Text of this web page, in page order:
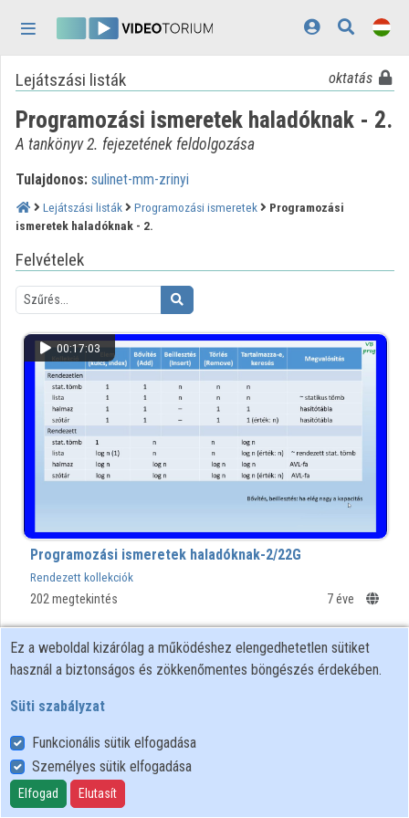
Kezdőlap
Bejelentkezés
Felfedezés
Lejátszási listák
Intézmények
Közreműködők
Megjelenés:világos
Lejátszási listák oktatás
Programozási ismeretek haladóknak - 2.
A tankönyv 2. fejezetének feldolgozása
Tulajdonos: sulinet-mm-zrinyi
Lejátszási listák Programozási ismeretek
Programozási
ismeretek haladóknak - 2.
Felvételek
00:17:03
Programozási ismeretek haladóknak-2/22G
Rendezett kollekciók
202 megtekintés 7 éve
00:16:39
Ez a weboldal kizárólag a működéshez elengedhetetlen sütiket
használ a biztonságos és zökkenőmentes böngészés érdekében.
Süti szabályzat
Funkcionális sütik elfogadása
Személyes sütik elfogadása
Elfogad Elutasít